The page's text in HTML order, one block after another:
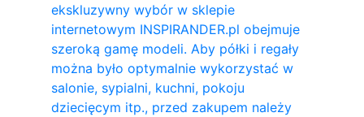
ekskluzywny wybór w sklepie
internetowym INSPIRANDER.pl obejmuje
szeroką gamę modeli. Aby półki i regały
można było optymalnie wykorzystać w
salonie, sypialni, kuchni, pokoju
dziecięcym itp., przed zakupem należy